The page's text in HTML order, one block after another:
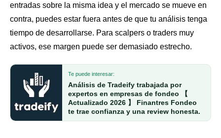
entradas sobre la misma idea y el mercado se mueve en
contra, puedes estar fuera antes de que tu análisis tenga
tiempo de desarrollarse. Para scalpers o traders muy
activos, ese margen puede ser demasiado estrecho.
Te puede interesar:
Análisis de Tradeify trabajada por
expertos en empresas de fondeo 【
Actualizado 2026 】 Finantres Fondeo
te trae confianza y una review honesta.